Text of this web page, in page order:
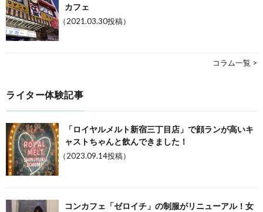
カフェ
（2021.03.30投稿）
コラム一覧 >
ライター体験記事
「ロイヤルメルト新宿三丁目店」で顔ランが高いキ
ャストちゃんと飲んできました！
（2023.09.14投稿）
コンカフェ「ゼロイチ」の制服がリニューアル！女